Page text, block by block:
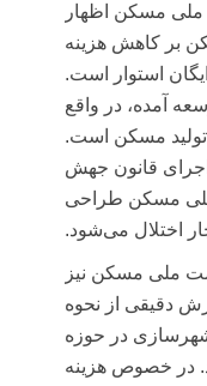
ملی مسکن اظهار
بر کاهش هزینه
استوار است.
آمده، در واقع
مسکن است.
اجرای قانون جهش
ملی مسکن طراحی
اختلال می‌شود.
ملی مسکن نیز
دقیقی از نحوه
در حوزه
در خصوص هزینه